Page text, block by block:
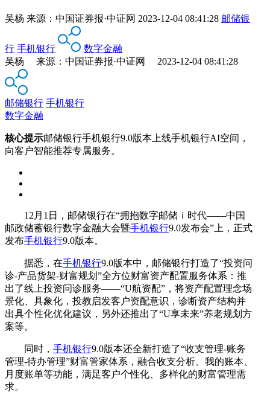
吴杨 来源： 中国证券报·中证网 2023-12-04 08:41:28 邮储银
行 手机银行
数字金融
吴杨 来源：中国证券报·中证网 2023-12-04 08:41:28
邮储银行 手机银行
数字金融
核心提示邮储银行手机银行9.0版本上线手机银行AI空间，
向客户智能推荐专属服务。
12月1日，邮储银行在“拥抱数字邮储ｉ时代——中国
邮政储蓄银行数字金融大会暨手机银行9.0发布会”上，正式
发布手机银行9.0版本。
据悉，在手机银行9.0版本中，邮储银行打造了“投资问
诊-产品货架-财富规划”全方位财富资产配置服务体系：推
出了线上投资问诊服务——“U航资配”，将资产配置理念场
景化、具象化，投教启发客户资配意识，诊断资产结构并
出具个性化优化建议，另外还推出了“U享未来”养老规划方
案等。
同时， 手机银行9.0版本还全新打造了“收支管理-账务
管理-待办管理”财富管家体系，融合收支分析、我的账本、
月度账单等功能，满足客户个性化、多样化的财富管理需
求。